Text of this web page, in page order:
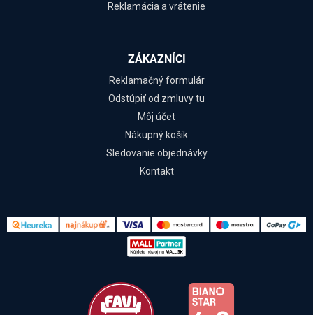
Reklamácia a vrátenie
ZÁKAZNÍCI
Reklamačný formulár
Odstúpiť od zmluvy tu
Môj účet
Nákupný košík
Sledovanie objednávky
Kontakt